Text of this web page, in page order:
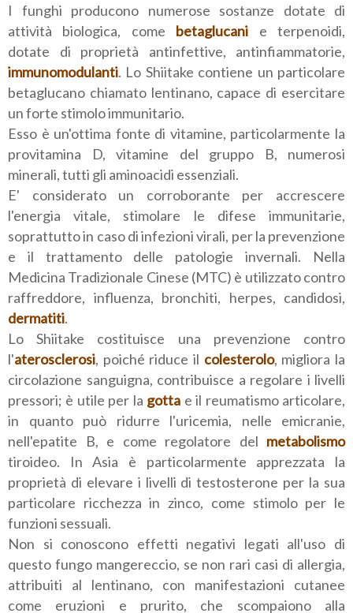
I funghi producono numerose sostanze dotate di
attività biologica, come betaglucani e terpenoidi,
dotate di proprietà antinfettive, antinfiammatorie,
immunomodulanti. Lo Shiitake contiene un particolare
betaglucano chiamato lentinano, capace di esercitare
un forte stimolo immunitario.
Esso è un'ottima fonte di vitamine, particolarmente la
provitamina D, vitamine del gruppo B, numerosi
minerali, tutti gli aminoacidi essenziali.
E' considerato un corroborante per accrescere
l'energia vitale, stimolare le difese immunitarie,
soprattutto in caso di infezioni virali, per la prevenzione
e il trattamento delle patologie invernali. Nella
Medicina Tradizionale Cinese (MTC) è utilizzato contro
raffreddore, influenza, bronchiti, herpes, candidosi,
dermatiti.
Lo Shiitake costituisce una prevenzione contro
l'aterosclerosi, poiché riduce il colesterolo, migliora la
circolazione sanguigna, contribuisce a regolare i livelli
pressori; è utile per la gotta e il reumatismo articolare,
in quanto può ridurre l'uricemia, nelle emicranie,
nell'epatite B, e come regolatore del metabolismo
tiroideo. In Asia è particolarmente apprezzata la
proprietà di elevare i livelli di testosterone per la sua
particolare ricchezza in zinco, come stimolo per le
funzioni sessuali.
Non si conoscono effetti negativi legati all'uso di
questo fungo mangereccio, se non rari casi di allergia,
attribuiti al lentinano, con manifestazioni cutanee
come eruzioni e prurito, che scompaiono alla